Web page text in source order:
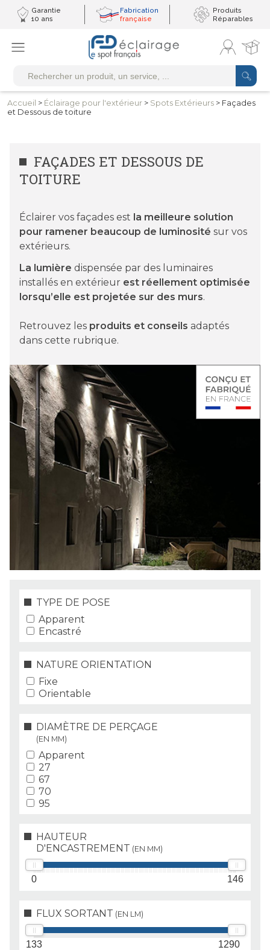
Garantie
10 ans
Fabrication
française
Produits
Réparables
Accueil > Éclairage pour l'extérieur > Spots Extérieurs > Façades
et Dessous de toiture
FAÇADES ET DESSOUS DE
TOITURE
Éclairer vos façades est la meilleure solution
pour ramener beaucoup de luminosité sur vos
extérieurs.
La lumière dispensée par des luminaires
installés en extérieur est réellement optimisée
lorsqu’elle est projetée sur des murs.
Retrouvez les produits et conseils adaptés
dans cette rubrique.
TYPE DE POSE
Apparent
Encastré
NATURE ORIENTATION
Fixe
Orientable
DIAMÈTRE DE PERÇAGE
(EN MM)
Apparent
27
67
70
95
HAUTEUR
D'ENCASTREMENT (EN MM)
0 146
FLUX SORTANT (EN LM)
133 1290